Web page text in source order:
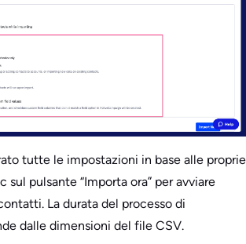
tutte le impostazioni in base alle proprie
sul pulsante “Importa ora” per avviare
La durata del processo di
dalle dimensioni del file CSV.